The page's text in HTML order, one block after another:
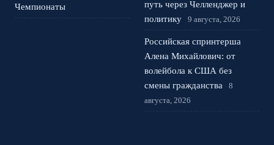
Чемпионаты
путь через Челленджер и
политику
9 августа, 2026
Российская спринтерша
Алена Михайлович: от
волейбола к США без
смены гражданства
8
августа, 2026